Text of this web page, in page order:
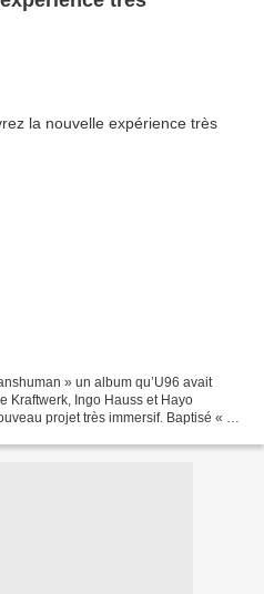
» un album qu’U96 avait
Kraftwerk, Ingo Hauss et Hayo
projet très immersif. Baptisé « 20